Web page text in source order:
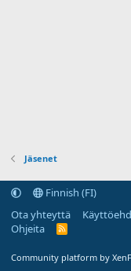
Jäsenet
Finnish (FI)
Ota yhteyttä
Ohjeita
R
Community platform by